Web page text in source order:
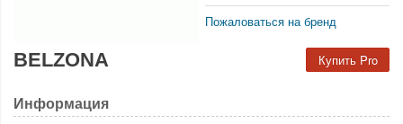
Пожаловаться на бренд
Купить Pro
BELZONA
Информация